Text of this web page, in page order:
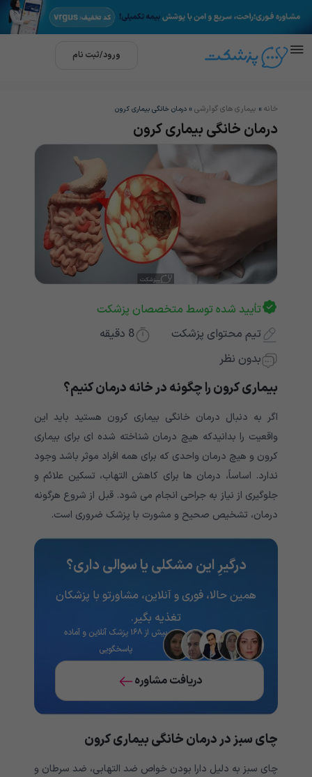
ورود/ثبت نام
خانه » بیماری های گوارشی » درمان خانگی بیماری کرون
درمان خانگی بیماری کرون
تأیید شده توسط متخصصان پزشکت
تیم محتوای پزشکت
8 دقیقه
بدون نظر
بیماری کرون را چگونه در خانه درمان کنیم؟
اگر به دنبال درمان خانگی بیماری کرون هستید باید این
واقعیت را بدانیدکه هیچ درمان شناخته شده ای برای بیماری
کرون و هیچ درمان واحدی که برای همه افراد موثر باشد وجود
ندارد. اساساً، درمان ها برای کاهش التهاب، تسکین علائم و
جلوگیری از نیاز به جراحی انجام می شود. قبل از شروع هرگونه
درمان، تشخیص صحیح و مشورت با پزشک ضروری است.
درگیرِ این مشکلی یا سوالی داری؟
همین حالا، فوری و آنلاین، مشاورتو با پزشکان
تغذیه‌ بگیر.
بیش از ۱۶۸ پزشک آنلاین و آماده
پاسخگویی
دریافت مشاوره
چای سبز در درمان خانگی بیماری کرون
چای سبز به دلیل دارا بودن خواص ضد التهابی، ضد سرطان و